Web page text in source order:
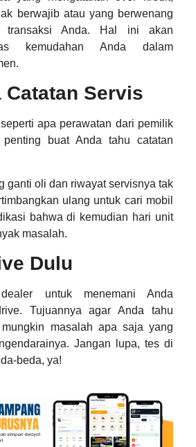
berwajib atau yang berwenang
transaksi Anda. Hal ini akan
kemudahan Anda dalam
Catatan Servis
apa perawatan dari pemilik
buat Anda tahu catatan
ganti oli dan riwayat servisnya tak
ulang untuk cari mobil
bahwa di kemudian hari unit
masalah.
Dulu
untuk menemani Anda
Tujuannya agar Anda tahu
masalah apa saja yang
Jangan lupa, tes di
beda, ya!